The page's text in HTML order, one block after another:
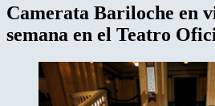
Camerata Bariloche en
semana en el Teatro